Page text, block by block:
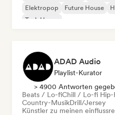
Elektropop
Future House
Tech House
ADAD Audio
Playlist-Kurator
> 4900 Antworten
Beats / Lo-fiChill / Lo-fi Hip-
Country-MusikDrill/Jersey
Künstler zu meinen